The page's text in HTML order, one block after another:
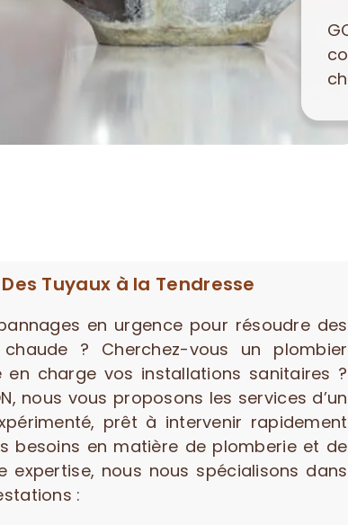
Des Tuyaux à la Tendresse
en urgence pour résoudre des
? Cherchez-vous un plombier
charge vos installations sanitaires ?
nous vous proposons les services d’un
prêt à intervenir rapidement
besoins en matière de plomberie et de
expertise, nous nous spécialisons dans
: